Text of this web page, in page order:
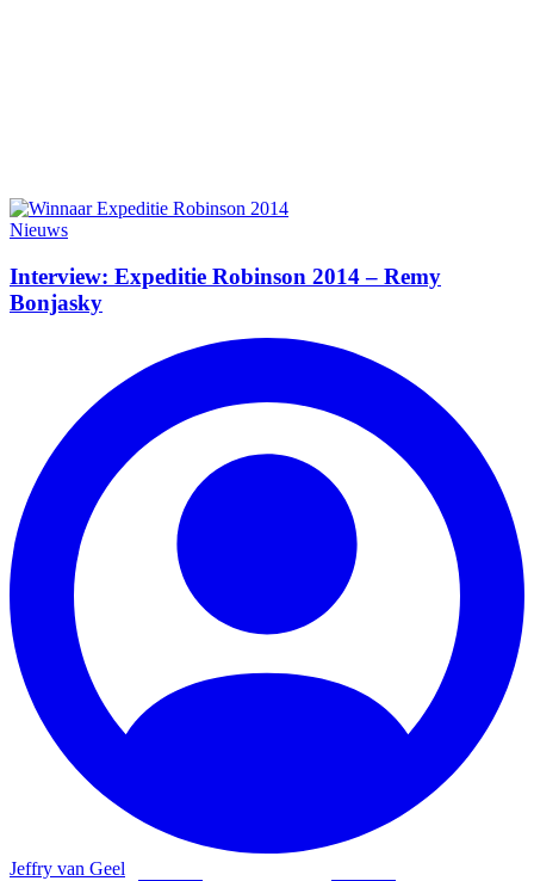
Nieuws
Interview: Expeditie Robinson 2014 – Remy
Bonjasky
Jeffry van Geel